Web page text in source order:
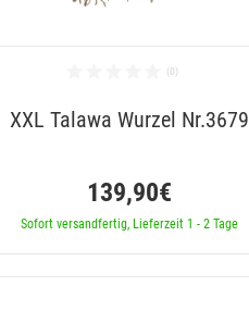
XXL Talawa Wurzel Nr.3679
139,90€
Sofort versandfertig, Lieferzeit 1 - 2 Tage